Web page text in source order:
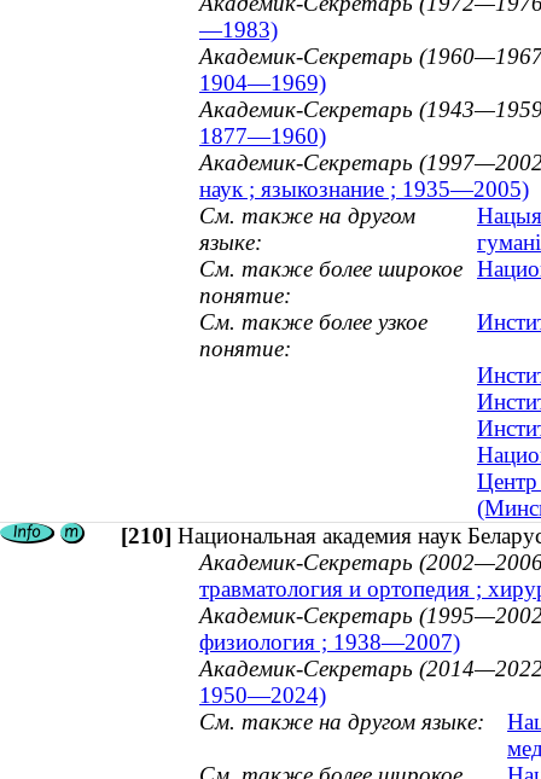
—1983)
Академик-Секретарь
1904—1969)
Академик-Секретарь
1877—1960)
Академик-Секретарь
наук ; языкознание ; 1935—2005)
См. также на другом
языке:
См. также более широкое
понятие:
См. также более узкое
понятие:
Центр
[210] Национальная академия наук
Академик-Секретарь
травматология и ортопедия ;
Академик-Секретарь
физиология ; 1938—2007)
Академик-Секретарь
1950—2024)
См. также на другом языке: